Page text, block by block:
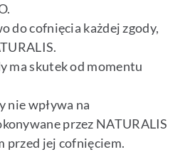
do cofnięcia każdej zgody,
ma skutek od momentu
nie wpływa na
przez NATURALIS
przed jej cofnięciem.